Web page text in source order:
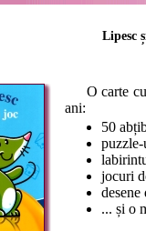
Lipesc
O carte cu
ani:
50
jocuri
... și o